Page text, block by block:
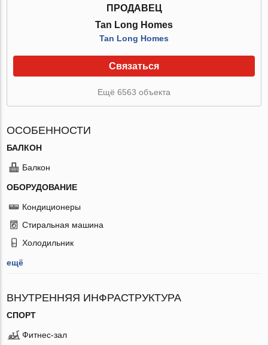
ПРОДАВЕЦ
Tan Long Homes
Tan Long Homes
Связаться
Ещё 6563 объекта
ОСОБЕННОСТИ
БАЛКОН
Балкон
ОБОРУДОВАНИЕ
Кондиционеры
Стиральная машина
Холодильник
ещё
ВНУТРЕННЯЯ ИНФРАСТРУКТУРА
СПОРТ
Фитнес-зал